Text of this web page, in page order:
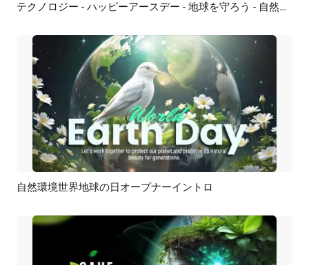
プレビュー カスタマイズ テクノロジー - ハッピーアースデー - 地球を守ろう - 自然環境 - ロゴ - イントロ
プレビュー カスタマイズ
自然環境世界地球の日オープナーイントロ